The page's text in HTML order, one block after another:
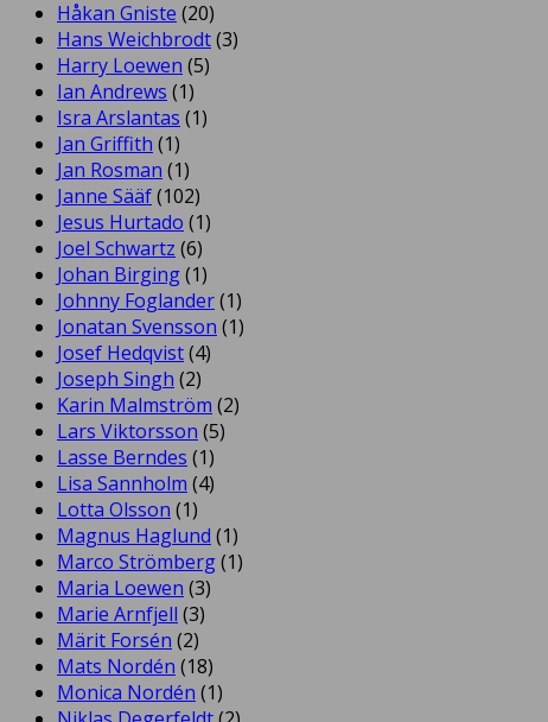
Håkan Gniste (20)
Hans Weichbrodt(3)
Harry Loewen (5)
Ian Andrews (1)
Isra Arslantas (1)
Jan Griffith (1)
Jan Rosman (1)
Janne Sääf(102)
Jesus Hurtado (1)
Joel Schwartz (6)
Johan Birging(1)
Johnny Foglander(1)
Jonatan Svensson (1)
Josef Hedqvist(4)
Joseph Singh (2)
Karin Malmström (2)
Lars Viktorsson (5)
Lasse Berndes (1)
Lisa Sannholm (4)
Lotta Olsson (1)
Magnus Haglund (1)
Marco Strömberg(1)
Maria Loewen (3)
Marie Arnfjell (3)
Märit Forsén (2)
Mats Nordén (18)
Monica Nordén (1)